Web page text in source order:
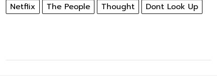
Netflix The People Thought Dont Look Up